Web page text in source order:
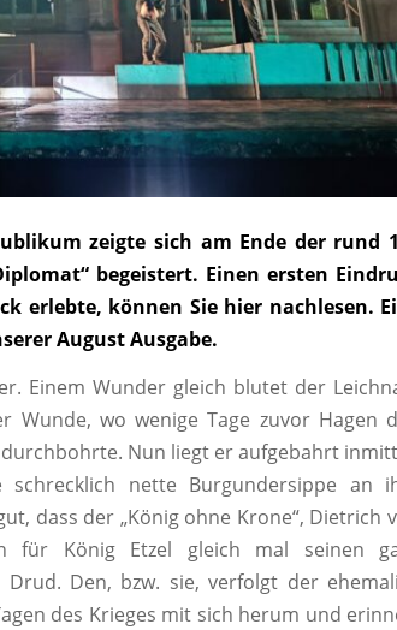
zeigte sich am Ende der rund
begeistert. Einen ersten
erlebte, können Sie hier nachlesen.
August Ausgabe.
Einem Wunder gleich blutet der
Wunde, wo wenige Tage zuvor Hagen
Nun liegt er aufgebahrt
nette Burgundersippe an
dass der „König ohne Krone“, Dietrich
für König Etzel gleich mal seinen
Den, bzw. sie, verfolgt der
des Krieges mit sich herum und